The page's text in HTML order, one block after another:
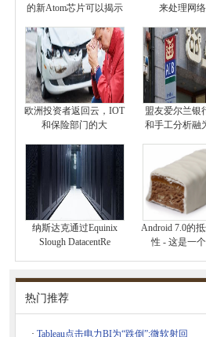
的新Atom芯片可以揭示
来处理网
欧洲投资者返回云，I​​OT
和保险部门的大
盟友爱尔兰银
和手工分析融
纳斯达克通过Equinix
Slough DatacentRe
Android 7.0的
性 - 这是一
热门推荐
· Tableau点击电力BI为“跌倒”;微软射回